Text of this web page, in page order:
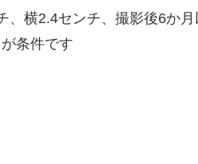
、横2.4センチ、撮影後6か
条件です